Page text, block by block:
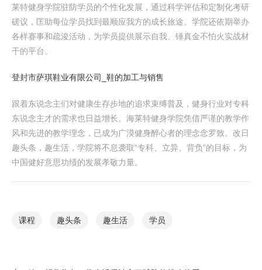
莱特健身学院驻防学员的个性化发展，通过科学评估和定制化考研
磋议，匡助每位学员找到最顺应我方的成长旅途。学院还依期举办
各样赛事和疏浚活动，为学员提供展示自我、锤真金不怕火实战材
干的平台。
登封市萨琪鞋业有限公司_鞋的加工与销售
跟着东说念主们对健康生存步地的追求束缚普及，健身行业对专科
东说念主才的需求也日益增长。海莱特健身学院凭借严谨的教学作
风和先进的教学理念，已成为广漠健身醉心者的理念念罗致。改日
趣头条，趣生活，学院将不息袭取“专科、立异、背负”的目标，为
中国健好意思功绩的发展孝敬力量。
课程 趣头条 趣生活 学员